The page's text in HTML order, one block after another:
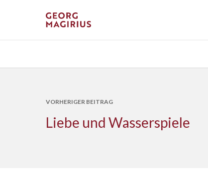
VORHERIGER BEITRAG
Liebe und Wasserspiele